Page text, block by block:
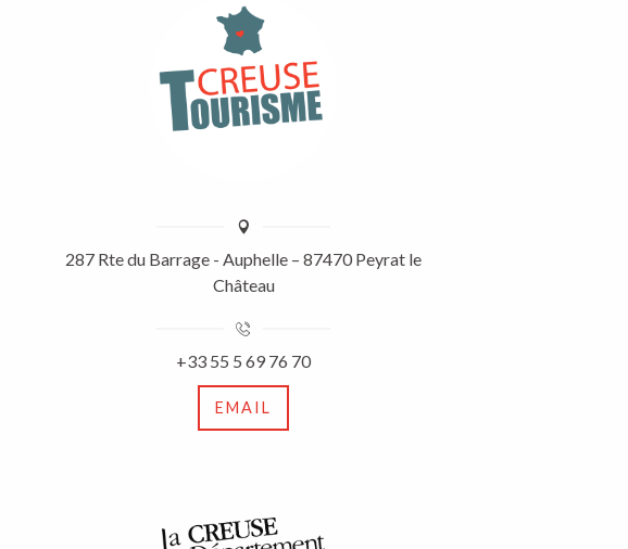
287 Rte du Barrage - Auphelle – 87470 Peyrat le
Château
+33 55 5 69 76 70
EMAIL